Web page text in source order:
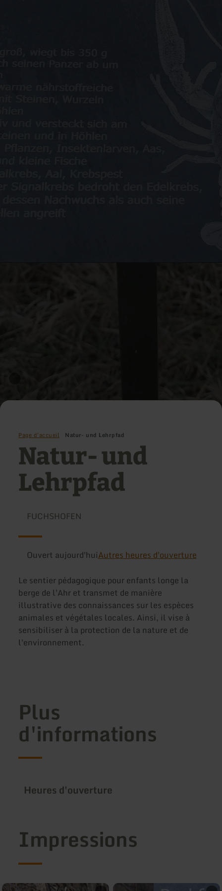
Page d'accueil Natur- und Lehrpfad
Natur- und
Lehrpfad
FUCHSHOFEN
Ouvert aujourd'huiAutres heures d'ouverture
Le sentier pédagogique pour enfants longe la
berge de l'Ahr et transmet de manière
illustrative des connaissances sur les espèces
animales et végétales locales. Ainsi, il vise à
sensibiliser à la protection de la nature et de
l'environnement.
Plus
d'informations
Heures d'ouverture
Impressions